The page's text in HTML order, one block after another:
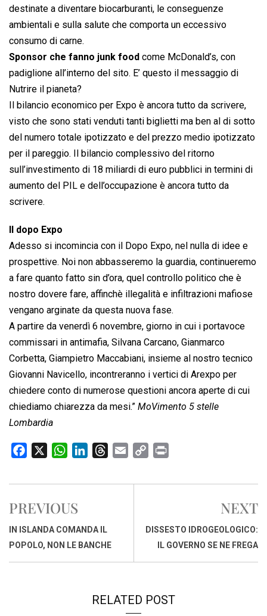
destinate a diventare biocarburanti, le conseguenze
ambientali e sulla salute che comporta un eccessivo
consumo di carne.
Sponsor che fanno junk food come McDonald’s, con
padiglione all’interno del sito. E’ questo il messaggio di
Nutrire il pianeta?
Il bilancio economico per Expo è ancora tutto da scrivere,
visto che sono stati venduti tanti biglietti ma ben al di sotto
del numero totale ipotizzato e del prezzo medio ipotizzato
per il pareggio. Il bilancio complessivo del ritorno
sull’investimento di 18 miliardi di euro pubblici in termini di
aumento del PIL e dell’occupazione è ancora tutto da
scrivere.
Il dopo Expo
Adesso si incomincia con il Dopo Expo, nel nulla di idee e
prospettive. Noi non abbasseremo la guardia, continueremo
a fare quanto fatto sin d’ora, quel controllo politico che è
nostro dovere fare, affinchè illegalità e infiltrazioni mafiose
vengano arginate da questa nuova fase.
A partire da venerdì 6 novembre, giorno in cui i portavoce
commissari in antimafia, Silvana Carcano, Gianmarco
Corbetta, Giampietro Maccabiani, insieme al nostro tecnico
Giovanni Navicello, incontreranno i vertici di Arexpo per
chiedere conto di numerose questioni ancora aperte di cui
chiediamo chiarezza da mesi.” MoVimento 5 stelle
Lombardia
c
b
o
o
W
a
s
A
p
n
d
I
r
s
a
p
i
i
PREVIOUS
IN ISLANDA COMANDA IL
POPOLO, NON LE BANCHE
NEXT
DISSESTO IDROGEOLOGICO:
IL GOVERNO SE NE FREGA
RELATED POST